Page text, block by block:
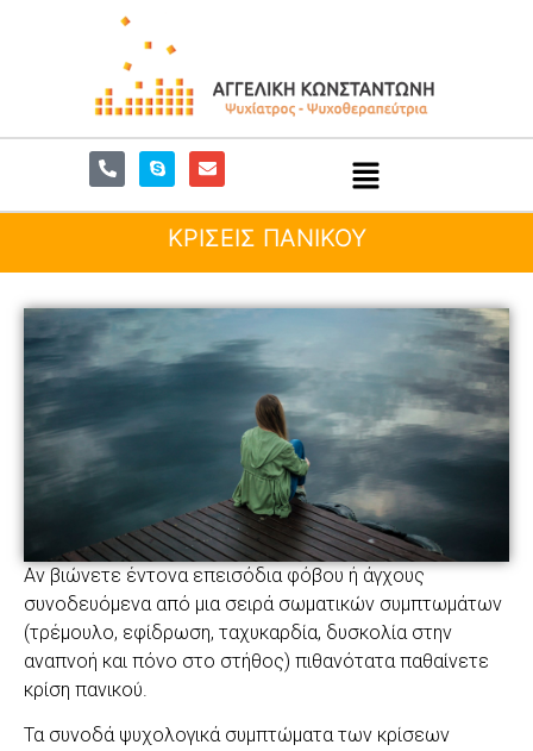
ΚΡΙΣΕΙΣ ΠΑΝΙΚΟΥ
Αν βιώνετε έντονα επεισόδια φόβου ή άγχους
συνοδευόμενα από μια σειρά σωματικών συμπτωμάτων
(τρέμουλο, εφίδρωση, ταχυκαρδία, δυσκολία στην
αναπνοή και πόνο στο στήθος) πιθανότατα παθαίνετε
κρίση πανικού.
Τα συνοδά ψυχολογικά συμπτώματα των κρίσεων